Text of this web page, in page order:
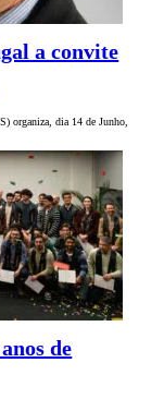
a convite
organiza, dia 14 de Junho,
de